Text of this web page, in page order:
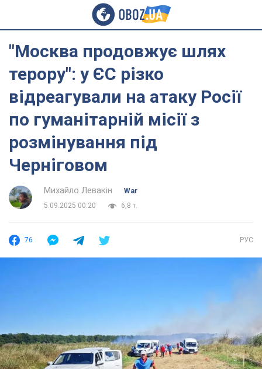
"Москва продовжує шлях
терору": у ЄС різко
відреагували на атаку Росії
по гуманітарній місії з
розмінування під
Черніговом
Михайло Левакін
War
5.09.2025 00:20
6,8 т.
76 РУС